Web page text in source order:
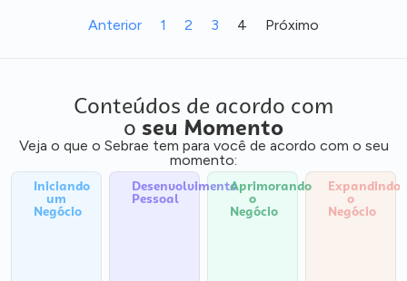
Anterior 1 2 3 4 Próximo
Conteúdos de acordo com
o seu Momento
Veja o que o Sebrae tem para você de acordo com o seu
momento:
Iniciando
um
Negócio
Desenvolvimento
Pessoal
Aprimorando
o
Negócio
Expandindo
o
Negócio